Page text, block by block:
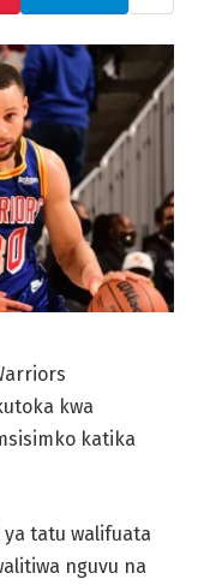
kwa
katika
tatu walifuata
nguvu na